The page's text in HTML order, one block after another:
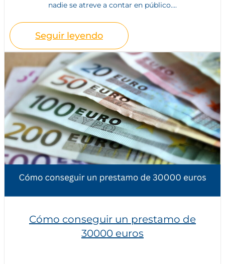
nadie se atreve a contar en público....
Seguir leyendo
Cómo conseguir un prestamo de
30000 euros